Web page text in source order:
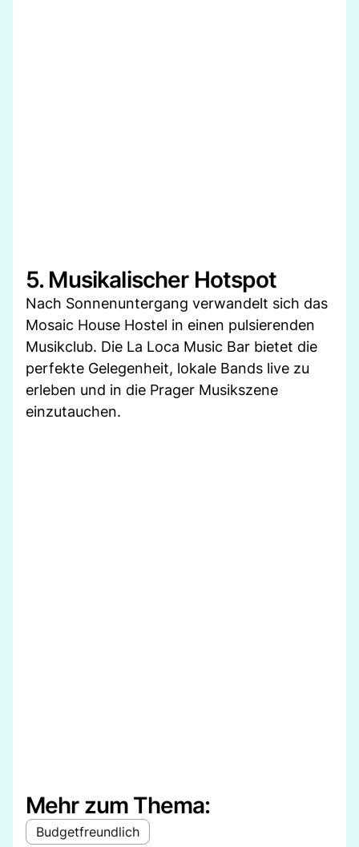
5. Musikalischer Hotspot
Nach Sonnenuntergang verwandelt sich das
Mosaic House Hostel in einen pulsierenden
Musikclub. Die La Loca Music Bar bietet die
perfekte Gelegenheit, lokale Bands live zu
erleben und in die Prager Musikszene
einzutauchen.
Mehr zum Thema:
Budgetfreundlich